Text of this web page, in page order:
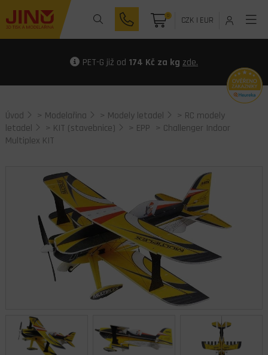
0 CZK| EUR
PET-G již od 174 Kč za kg zde.
Úvod > Modelařina > Modely letadel > RC modely
letadel
> KIT (stavebnice) > EPP > Challenger Indoor
Multiplex KIT